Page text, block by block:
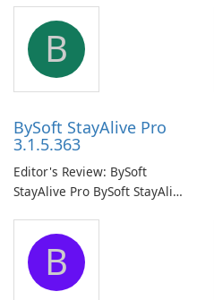
B
BySoft StayAlive Pro
3.1.5.363
Editor's Review: BySoft
StayAlive Pro BySoft StayAlive
application designed to
ensure the continuous and
uninterrupted operation of
your computer system.
B